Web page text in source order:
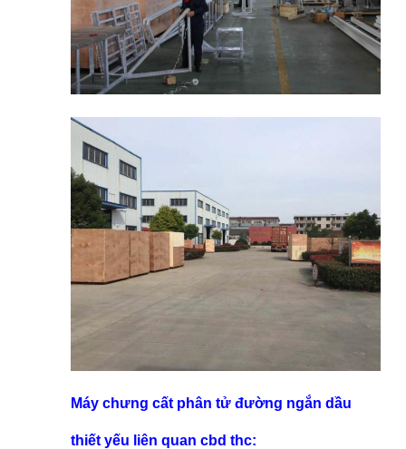
Máy chưng cất phân tử đường ngắn dầu
thiết yếu liên quan cbd thc: